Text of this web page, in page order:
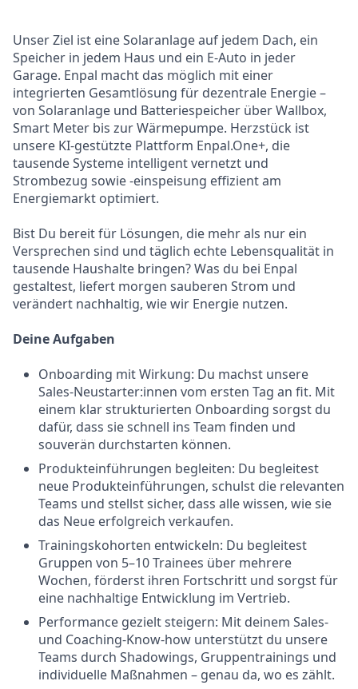
Unser Ziel ist eine Solaranlage auf jedem Dach, ein
Speicher in jedem Haus und ein E-Auto in jeder
Garage. Enpal macht das möglich mit einer
integrierten Gesamtlösung für dezentrale Energie –
von Solaranlage und Batteriespeicher über Wallbox,
Smart Meter bis zur Wärmepumpe. Herzstück ist
unsere KI-gestützte Plattform Enpal.One+, die
tausende Systeme intelligent vernetzt und
Strombezug sowie -einspeisung effizient am
Energiemarkt optimiert.
Bist Du bereit für Lösungen, die mehr als nur ein
Versprechen sind und täglich echte Lebensqualität in
tausende Haushalte bringen? Was du bei Enpal
gestaltest, liefert morgen sauberen Strom und
verändert nachhaltig, wie wir Energie nutzen.
Deine Aufgaben
Onboarding mit Wirkung: Du machst unsere
Sales-Neustarter:innen vom ersten Tag an fit. Mit
einem klar strukturierten Onboarding sorgst du
dafür, dass sie schnell ins Team finden und
souverän durchstarten können.
Produkteinführungen begleiten: Du begleitest
neue Produkteinführungen, schulst die relevanten
Teams und stellst sicher, dass alle wissen, wie sie
das Neue erfolgreich verkaufen.
Trainingskohorten entwickeln: Du begleitest
Gruppen von 5–10 Trainees über mehrere
Wochen, förderst ihren Fortschritt und sorgst für
eine nachhaltige Entwicklung im Vertrieb.
Performance gezielt steigern: Mit deinem Sales-
und Coaching-Know-how unterstützt du unsere
Teams durch Shadowings, Gruppentrainings und
individuelle Maßnahmen – genau da, wo es zählt.